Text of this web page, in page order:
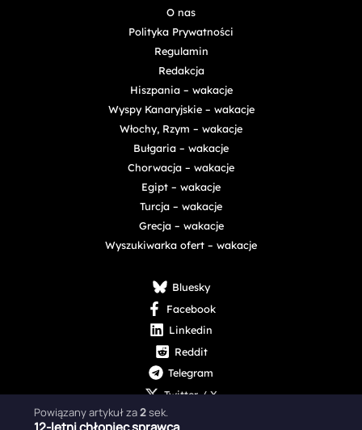
O nas
Polityka Prywatności
Regulamin
Redakcja
Hiszpania – wakacje
Wyspy Kanaryjskie – wakacje
Włochy, Rzym – wakacje
Bułgaria – wakacje
Chorwacja – wakacje
Egipt – wakacje
Turcja – wakacje
Grecja – wakacje
Wyszukiwarka ofert – wakacje
Bluesky
Facebook
Linkedin
Reddit
Telegram
Twitter / X
Powiązany artykuł za1sek.